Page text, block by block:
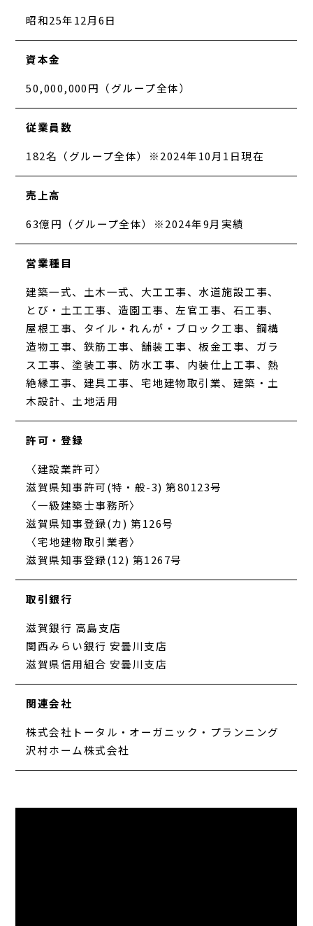
昭和25年12月6日
資本金
50,000,000円（グループ全体）
従業員数
182名（グループ全体）※2024年10月1日現在
売上高
63億円（グループ全体）※2024年9月実績
営業種目
建築一式、土木一式、大工工事、水道施設工事、
とび・土工工事、造園工事、左官工事、石工事、
屋根工事、タイル・れんが・ブロック工事、鋼構
造物工事、鉄筋工事、舗装工事、板金工事、ガラ
ス工事、塗装工事、防水工事、内装仕上工事、熱
絶縁工事、建具工事、宅地建物取引業、建築・土
木設計、土地活用
許可・登録
〈建設業許可〉
滋賀県知事許可(特・般-3) 第80123号
〈一級建築士事務所〉
滋賀県知事登録(カ) 第126号
〈宅地建物取引業者〉
滋賀県知事登録(12) 第1267号
取引銀行
滋賀銀行 高島支店
関西みらい銀行 安曇川支店
滋賀県信用組合 安曇川支店
関連会社
株式会社トータル・オーガニック・プランニング
沢村ホーム株式会社